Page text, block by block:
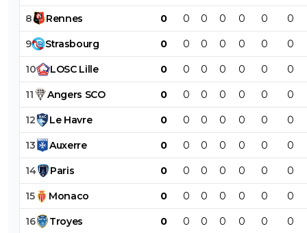
8 Rennes 0 0 0 0 0 0 0
9 Strasbourg 0 0 0 0 0 0 0
10 LOSC Lille 0 0 0 0 0 0 0
11 Angers SCO 0 0 0 0 0 0 0
12 Le Havre 0 0 0 0 0 0 0
13 Auxerre 0 0 0 0 0 0 0
14 Paris 0 0 0 0 0 0 0
15 Monaco 0 0 0 0 0 0 0
16 Troyes 0 0 0 0 0 0 0